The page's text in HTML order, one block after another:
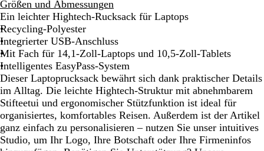
c
h
w
a
r
z
l
a
u
Größen und Abmessungen
Ein leichter Hightech-Rucksack für Laptops
Recycling-Polyester
Integrierter USB-Anschluss
Mit Fach für 14,1-Zoll-Laptops und 10,5-Zoll-Tablets
Intelligentes EasyPass-System
Dieser Laptoprucksack bewährt sich dank praktischer Details
im Alltag. Die leichte Hightech-Struktur mit abnehmbarem
Stifteetui und ergonomischer Stützfunktion ist ideal für
organisiertes, komfortables Reisen. Außerdem ist der Artikel
ganz einfach zu personalisieren – nutzen Sie unser intuitives
Studio, um Ihr Logo, Ihre Botschaft oder Ihre Firmeninfos